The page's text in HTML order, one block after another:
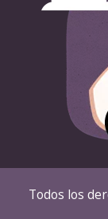
Todos los